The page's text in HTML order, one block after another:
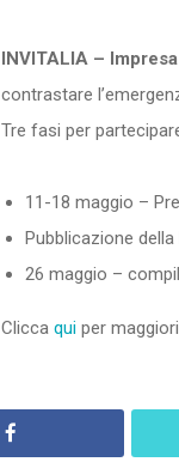
INVITALIA –
contrastare
Tre fasi per
11-18 maggio –
Pubblicazione
26 maggio –
Clicca quiper